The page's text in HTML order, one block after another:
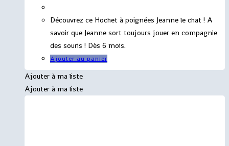
Découvrez ce Hochet à poignées Jeanne le chat ! A
savoir que Jeanne sort toujours jouer en compagnie
des souris ! Dès 6 mois.
Ajouter au panier
Ajouter à ma liste
Ajouter à ma liste